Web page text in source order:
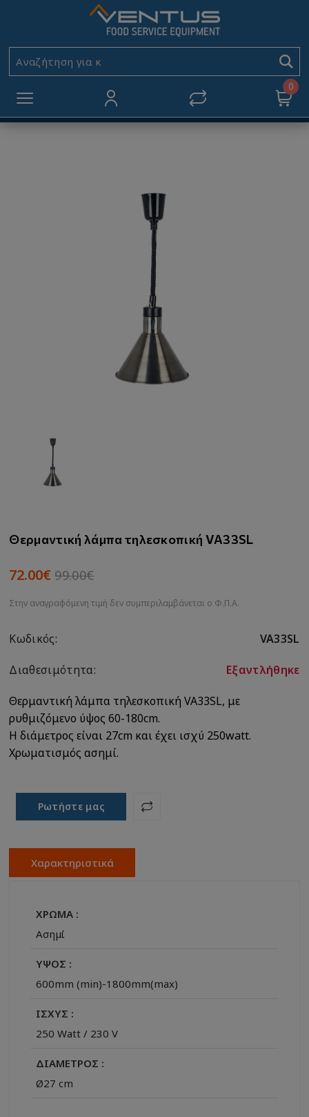
Αναζήτηση για κωδι
0
Θερμαντική λάμπα
τηλεσκοπική VA33SL
Αρχική
ΜΙΚΡΟΣΥΣΚΕΥΕΣ
Θερμαντικά Τροφίμων
Θερμαντική λάμπα τηλεσκοπική VA33SL
Θερμαντική λάμπα τηλεσκοπική VA33SL
72.00€99.00€
Στην αναγραφόμενη τιμή δεν συμπεριλαμβάνεται ο Φ.Π.Α.
Κωδικός: VA33SL
Διαθεσιμότητα: Εξαντλήθηκε
Θερμαντική λάμπα τηλεσκοπική VA33SL, με
ρυθμιζόμενο ύψος 60-180cm.
H διάμετρος είναι 27cm και έχει ισχύ 250watt.
Χρωματισμός ασημί.
Ρωτήστε μας
Χαρακτηριστικά
ΧΡΩΜΑ :
Ασημί
ΥΨΟΣ :
600mm (min)-1800mm(max)
ΙΣΧΥΣ :
250 Watt / 230 V
ΔΙΑΜΕΤΡΟΣ :
Ø27 cm